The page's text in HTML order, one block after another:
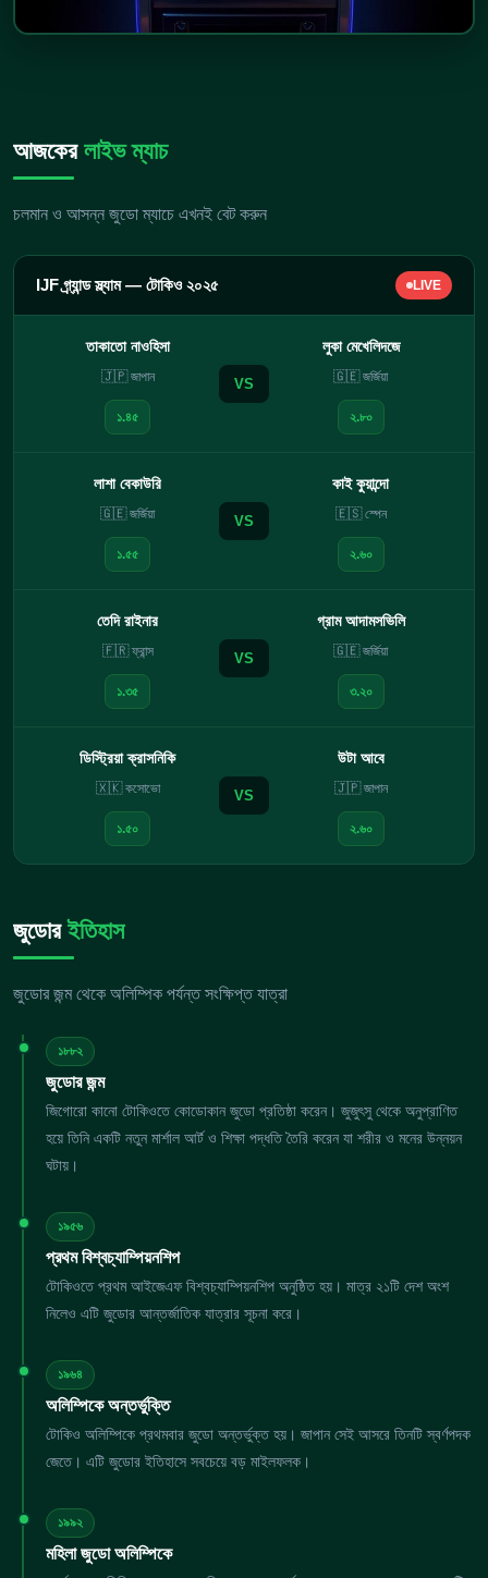
আজকের লাইভ ম্যাচ
চলমান ও আসন্ন জুডো ম্যাচে এখনই বেট করুন
IJF গ্র্যান্ড স্ল্যাম — টোকিও ২০২৫ LIVE
তাকাতো নাওহিসা
🇯🇵 জাপান
১.৪৫
VS
লুকা মেখেলিদজে
🇬🇪 জর্জিয়া
২.৮০
লাশা বেকাউরি
🇬🇪 জর্জিয়া
১.৫৫
VS
কাই কুয়ান্দো
🇪🇸 স্পেন
২.৬০
তেদি রাইনার
🇫🇷 ফ্রান্স
১.৩৫
VS
গ্রাম আদামসভিলি
🇬🇪 জর্জিয়া
৩.২০
ডিস্ট্রিয়া ক্রাসনিকি
🇽🇰 কসোভো
১.৫০
VS
উটা আবে
🇯🇵 জাপান
২.৬০
জুডোরইতিহাস
জুডোর জন্ম থেকে অলিম্পিক পর্যন্ত সংক্ষিপ্ত যাত্রা
১৮৮২
জুডোর জন্ম
জিগোরো কানো টোকিওতে কোডোকান জুডো প্রতিষ্ঠা করেন। জুজুৎসু থেকে অনুপ্রাণিত
হয়ে তিনি একটি নতুন মার্শাল আর্ট ও শিক্ষা পদ্ধতি তৈরি করেন যা শরীর ও মনের উন্নয়ন
ঘটায়।
১৯৫৬
প্রথম বিশ্বচ্যাম্পিয়নশিপ
টোকিওতে প্রথম আইজেএফ বিশ্বচ্যাম্পিয়নশিপ অনুষ্ঠিত হয়। মাত্র ২১টি দেশ অংশ
নিলেও এটি জুডোর আন্তর্জাতিক যাত্রার সূচনা করে।
১৯৬৪
অলিম্পিকে অন্তর্ভুক্তি
টোকিও অলিম্পিকে প্রথমবার জুডো অন্তর্ভুক্ত হয়। জাপান সেই আসরে তিনটি স্বর্ণপদক
জেতে। এটি জুডোর ইতিহাসে সবচেয়ে বড় মাইলফলক।
১৯৯২
মহিলা জুডো অলিম্পিকে